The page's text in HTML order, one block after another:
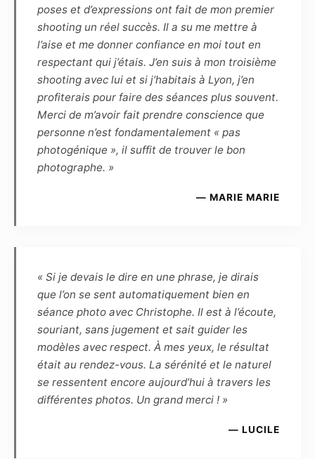
Article 7
Les éventuels commentaires, titres ou
légendes accompagnant la reproduction ou la
représentation de la ou de ces photographies
ne devront pas porter atteinte à la réputation
ou à la vie privée du modèle et réciproquement.
Article 8
Le Photographe et le Modèle s’autorisent
mutuellement l’usage à des fins
sites Internet du Photographe, ainsi que
l’exposition publique des photographies (par
exemple lors d’une exposition dans un lieu
public ou privé, galerie, salon, concours, etc.).
Le modèle ne pourra exiger aucun partage des
éventuels gains ou prix remportés en cas de
présentation par le photographe des photos
qu’il aura réalisées ou retouchées à un
– Le modèle conserve une liberté d’utilisation
poses et d’expressions ont fait de mon premier
shooting un réel succès. Il a su me mettre à
l’aise et me donner confiance en moi tout en
respectant qui j’étais. J’en suis à mon troisième
shooting avec lui et si j’habitais à Lyon, j’en
profiterais pour faire des séances plus souvent.
Merci de m’avoir fait prendre conscience que
personne n’est fondamentalement « pas
photogénique », il suffit de trouver le bon
photographe. »
— MARIE MARIE
« Si je devais le dire en une phrase, je dirais
que l’on se sent automatiquement bien en
séance photo avec Christophe. Il est à l’écoute,
souriant, sans jugement et sait guider les
modèles avec respect. À mes yeux, le résultat
était au rendez-vous. La sérénité et le naturel
se ressentent encore aujourd’hui à travers les
différentes photos. Un grand merci ! »
— LUCILE